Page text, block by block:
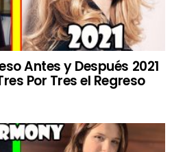
Antes y Después 2021
Por Tres el Regreso